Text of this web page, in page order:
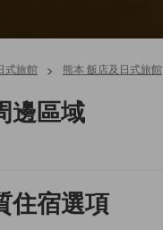
式旅館 > 熊本 飯店及日式旅館
邊區域
住宿選項